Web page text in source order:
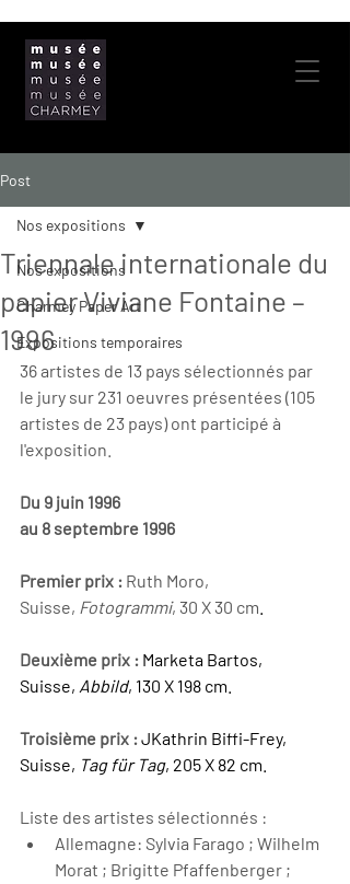
Post
Nos expositions
Charmey Paper Art
Expositions temporaires
Nos expositions
Triennale internationale du
papier Viviane Fontaine –
1996
36 artistes de 13 pays sélectionnés par
le jury sur 231 oeuvres présentées (105
artistes de 23 pays) ont participé à
l'exposition.
Du 9 juin 1996
au 8 septembre 1996
Premier prix : Ruth Moro,
Suisse, Fotogrammi, 30 X 30 cm
Deuxième prix : Marketa Bartos,
Suisse, Abbild, 130 X 198 cm.
Troisième prix : JKathrin Biffi-Frey,
Suisse, Tag für Tag, 205 X 82 cm.
Liste des artistes sélectionnés :
Allemagne: Sylvia Farago ; Wilhelm
Morat ; Brigitte Pfaffenberger ;